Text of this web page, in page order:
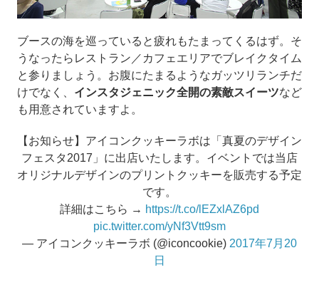
ブースの海を巡っていると疲れもたまってくるはず。そ
うなったらレストラン／カフェエリアでブレイクタイム
と参りましょう。お腹にたまるようなガッツリランチだ
けでなく、 インスタジェニック全開の素敵スイーツなど
も用意されていますよ。
【お知らせ】アイコンクッキーラボは「真夏のデザイン
フェスタ2017」に出店いたします。イベントでは当店
オリジナルデザインのプリントクッキーを販売する予定
です。
詳細はこちら → https://t.co/lEZxlAZ6pd
pic.twitter.com/yNf3Vtt9sm
— アイコンクッキーラボ (@iconcookie) 2017年7月20
日